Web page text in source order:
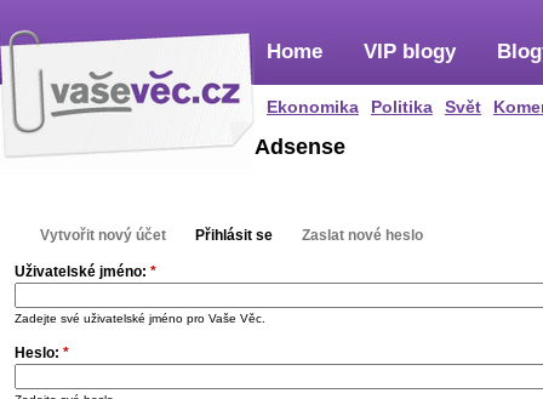
Home
Ekonomika Politika Svět
VIP blogy
Adsense
Vytvořit nový účet Přihlásit se Zaslat nové heslo
Uživatelské jméno: *
Zadejte své uživatelské jméno pro Vaše Věc.
Heslo: *